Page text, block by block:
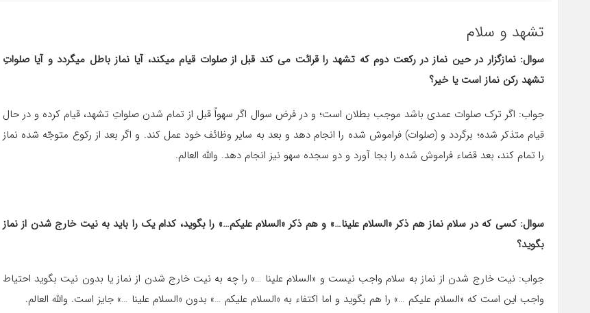
تشهد و سلام
سوال: نمازگزار در حین نماز در رکعت دوم که تشهد را قرائت می کند قبل از صلوات قیام می‎کند، آیا نماز باطل می‎گردد و آیا صلواتِ
تشهد رکن نماز است یا خیر؟
جواب: اگر ترک صلوات عمدی باشد موجب بطلان است؛ و در فرض سوال اگر سهواً قبل از تمام شدن صلواتِ تشهد، قیام کرده و در حال
قیام متذکر شده؛ برگردد و (صلوات) فراموش شده را انجام دهد و بعد به سایر وظائف خود عمل کند. و اگر بعد از رکوع متوجّه شده نماز
را تمام کند، بعد قضاء فراموش شده را بجا آورد و دو سجده سهو نیز انجام دهد. والله العالم.
سوال: کسی که در سلام نماز هم ذکر «السلام علینا…» و هم ذکر «السلام علیکم…» را بگوید، کدام یک را باید به نیت خارج شدن از نماز
بگوید؟
جواب: نیت خارج شدن از نماز به سلام واجب نیست و «السلام علینا …» را چه به نیت خارج شدن از نماز یا بدون نیت بگوید احتیاط
واجب این است که «السلام علیکم …» را هم بگوید و اما اکتفاء به «السلام علیکم …» بدون «السلام علینا …» جایز است. والله العالم.